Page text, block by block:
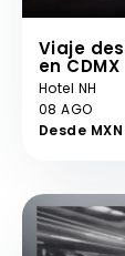
Viaje
en CDMX
Hotel NH
08 AGO
Desde